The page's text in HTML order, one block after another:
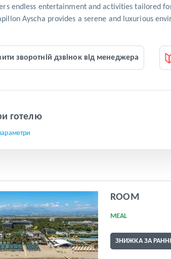
endless entertainment and activities tailored
Ayscha provides a serene and luxurious
зворотній дзвінок від менеджера
готелю
ROOM
MEAL
ЗНИЖКА ЗА